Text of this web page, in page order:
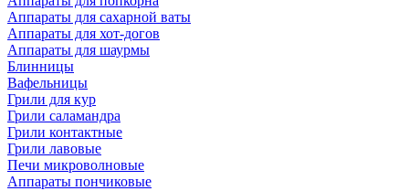
Аппараты для сахарной ваты
Аппараты для хот-догов
Аппараты для шаурмы
Блинницы
Вафельницы
Грили для кур
Грили саламандра
Грили контактные
Грили лавовые
Печи микроволновые
Аппараты пончиковые